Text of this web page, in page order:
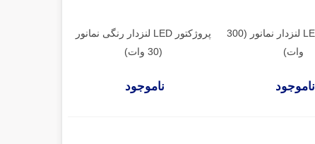
پروژکتور LED لنزدار نمانور (300
وات)
ناموجود
پروژکتور LED لنزدار رنگی نمانور
(30 وات)
ناموجود